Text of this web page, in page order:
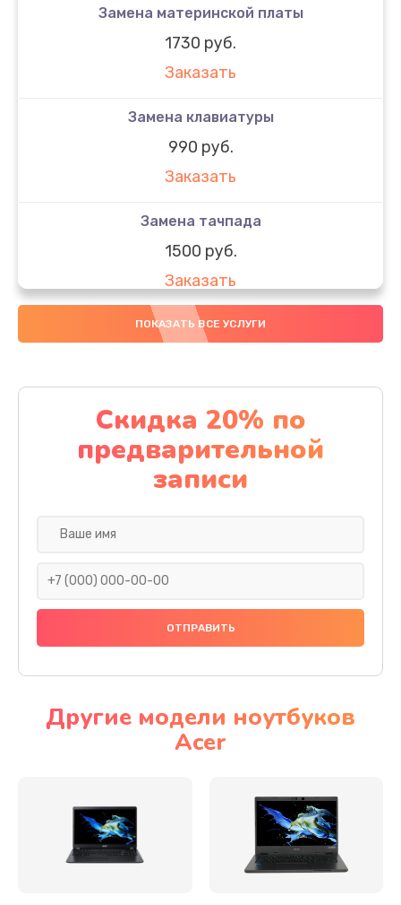
Замена материнской платы
1730 руб.
Заказать
Замена клавиатуры
990 руб.
Заказать
Замена тачпада
1500 руб.
Заказать
Замена южного моста
Заказать
Чистка от пыли
1060 руб.
Заказать
Ремонт подсветки
Настройка BIOS
Замена видеочипа
ПОКАЗАТЬ ВСЕ УСЛУГИ
Скидка 20% по
предварительной
записи
Другие модели ноутбуков
Acer